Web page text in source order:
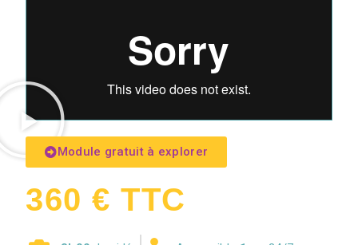
Module gratuit à explorer
360 € TTC